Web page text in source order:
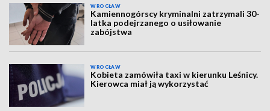
WROCŁAW
Kamiennogórscy kryminalni zatrzymali 30-
latka podejrzanego o usiłowanie
zabójstwa
WROCŁAW
Kobieta zamówiła taxi w kierunku Leśnicy.
Kierowca miał ją wykorzystać